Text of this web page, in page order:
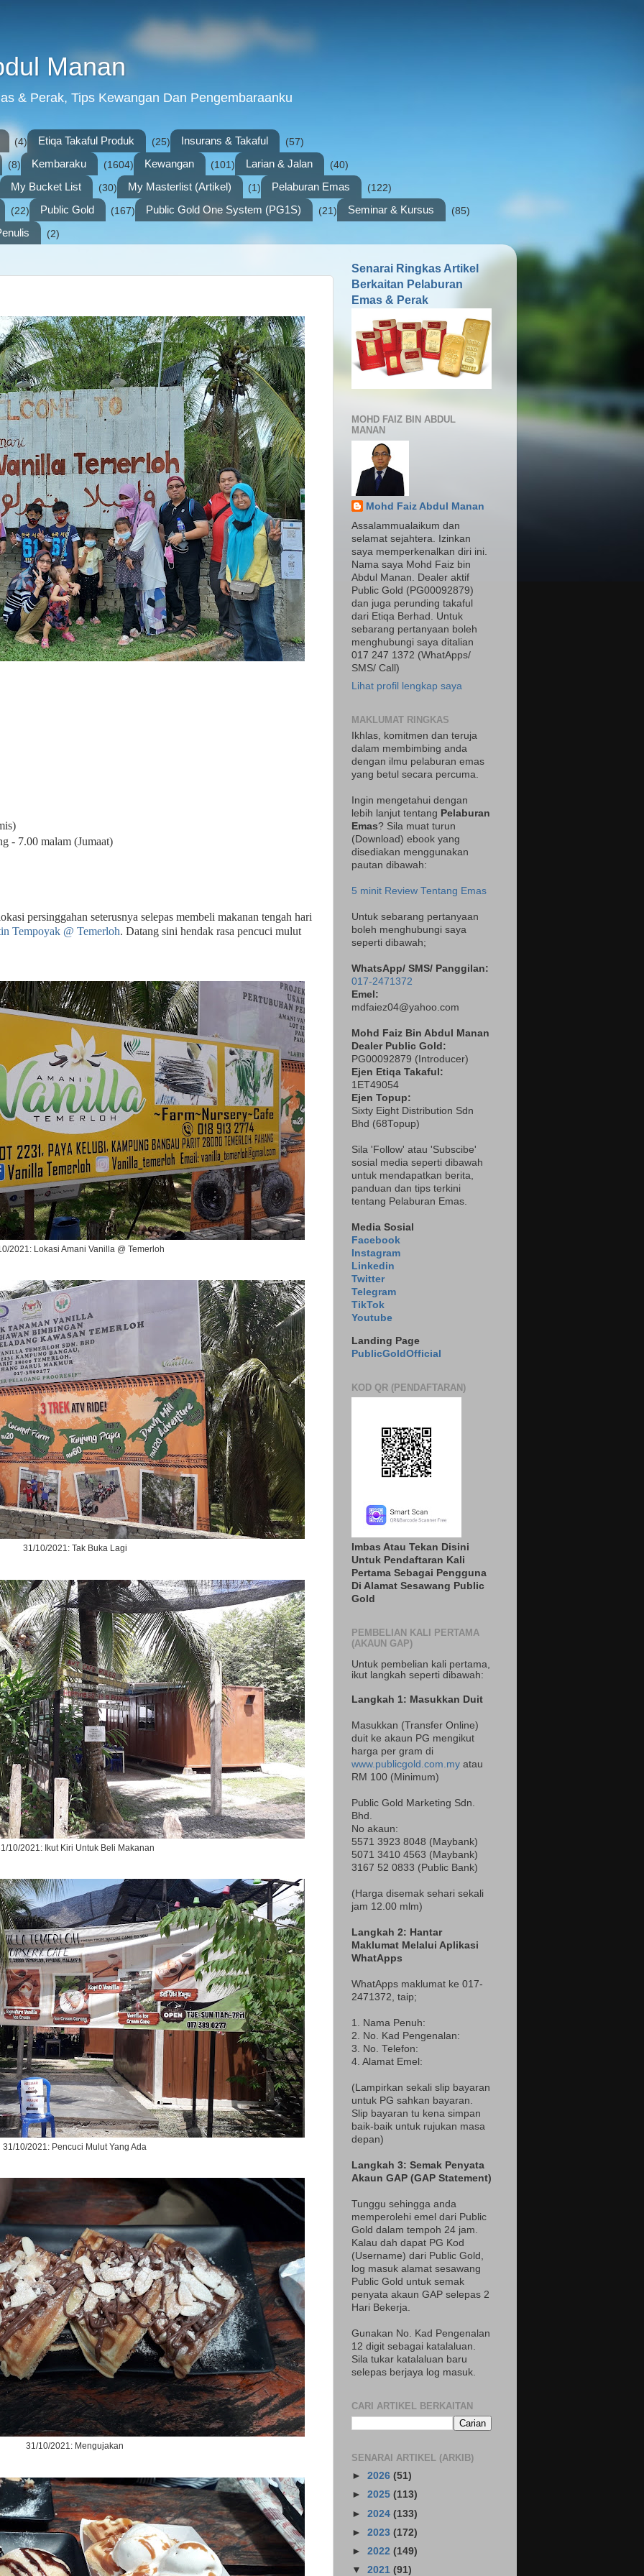
Manan
& Perak, Tips Kewangan Dan Pengembaraanku
(4) Etiqa Takaful Produk (25) Insurans & Takaful (57)
(8) Kembaraku (1604) Kewangan (101) Larian & Jalan (40)
My Bucket List (30) My Masterlist (Artikel) (1) Pelaburan Emas (122)
(22) Public Gold (167) Public Gold One System (PG1S) (21) Seminar & Kursus (85)
(2)
- 7.00 malam (Jumaat)
persinggahan seterusnya selepas membeli makanan tengah hari
Tempoyak @ Temerloh. Datang sini hendak rasa pencuci mulut
2021: Lokasi Amani Vanilla @ Temerloh
31/10/2021: Tak Buka Lagi
10/2021: Ikut Kiri Untuk Beli Makanan
31/10/2021: Pencuci Mulut Yang Ada
31/10/2021: Mengujakan
Senarai Ringkas Artikel
Berkaitan Pelaburan
Emas & Perak
MOHD FAIZ BIN ABDUL
MANAN
Mohd Faiz Abdul Manan
Assalammualaikum dan
selamat sejahtera. Izinkan
saya memperkenalkan diri ini.
Nama saya Mohd Faiz bin
Abdul Manan. Dealer aktif
Public Gold (PG00092879)
dan juga perunding takaful
dari Etiqa Berhad. Untuk
sebarang pertanyaan boleh
menghubungi saya ditalian
017 247 1372 (WhatApps/
SMS/ Call)
Lihat profil lengkap saya
MAKLUMAT RINGKAS
Ikhlas, komitmen dan teruja
dalam membimbing anda
dengan ilmu pelaburan emas
yang betul secara percuma.
Ingin mengetahui dengan
lebih lanjut tentang Pelaburan
Emas? Sila muat turun
(Download) ebook yang
disediakan menggunakan
pautan dibawah:
5 minit Review Tentang Emas
Untuk sebarang pertanyaan
boleh menghubungi saya
seperti dibawah;
WhatsApp/ SMS/ Panggilan:
017-2471372
Emel:
mdfaiez04@yahoo.com
Mohd Faiz Bin Abdul Manan
Dealer Public Gold:
PG00092879 ( Introducer)
Ejen Etiqa Takaful:
1ET49054
Ejen Topup:
Sixty Eight Distribution Sdn
Bhd (68Topup)
Sila 'Follow' atau 'Subscibe'
sosial media seperti dibawah
untuk mendapatkan berita,
panduan dan tips terkini
tentang Pelaburan Emas.
Media Sosial
Facebook
Instagram
Linkedin
Twitter
Telegram
TikTok
Youtube
Landing Page
PublicGoldOfficial
KOD QR (PENDAFTARAN)
Imbas Atau Tekan Disini
Untuk Pendaftaran Kali
Pertama Sebagai Pengguna
Di Alamat Sesawang Public
Gold
PEMBELIAN KALI PERTAMA
(AKAUN GAP)
Untuk pembelian kali pertama,
ikut langkah seperti dibawah:
Langkah 1: Masukkan Duit
Masukkan (Transfer Online)
duit ke akaun PG mengikut
harga per gram di
www.publicgold.com.my atau
RM 100 (Minimum)
Public Gold Marketing Sdn.
Bhd.
No akaun:
5571 3923 8048 (Maybank)
5071 3410 4563 (Maybank)
3167 52 0833 (Public Bank)
(Harga disemak sehari sekali
jam 12.00 mlm)
Langkah 2: Hantar
Maklumat Melalui Aplikasi
WhatApps
WhatApps maklumat ke 017-
2471372 , taip;
1. Nama Penuh:
2. No. Kad Pengenalan:
3. No. Telefon:
4. Alamat Emel:
(Lampirkan sekali slip bayaran
untuk PG sahkan bayaran.
Slip bayaran tu kena simpan
baik-baik untuk rujukan masa
depan)
Langkah 3: Semak Penyata
Akaun GAP (GAP Statement)
Tunggu sehingga anda
memperolehi emel dari Public
Gold dalam tempoh 24 jam.
Kalau dah dapat PG Kod
(Username) dari Public Gold,
log masuk alamat sesawang
Public Gold untuk semak
penyata akaun GAP selepas 2
Hari Bekerja.
Gunakan No. Kad Pengenalan
12 digit sebagai katalaluan.
Sila tukar katalaluan baru
selepas berjaya log masuk.
CARI ARTIKEL BERKAITAN
SENARAI ARTIKEL (ARKIB)
► 2026 (51)
► 2025 (113)
► 2024 (133)
► 2023 (172)
► 2022 (149)
▼ 2021 (91)